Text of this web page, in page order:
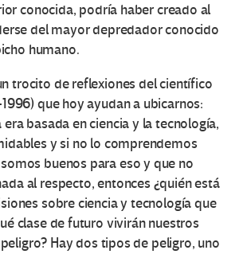
conocida, podría haber creado al
del mayor depredador conocido
humano.
trocito de reflexiones del científico
que hoy ayudan a ubicarnos:
era basada en ciencia y la tecnología,
y si no lo comprendemos
buenos para eso y que no
al respecto, entonces ¿quién está
sobre ciencia y tecnología que
clase de futuro vivirán nuestros
peligro? Hay dos tipos de peligro, uno